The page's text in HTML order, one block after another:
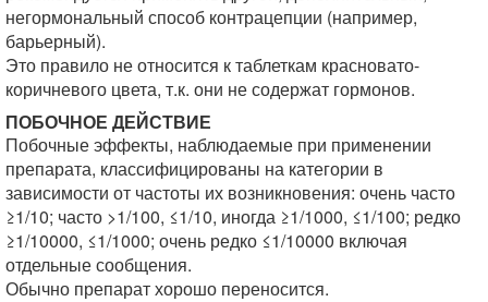
негормональный способ контрацепции (например,
барьерный).
Это правило не относится к таблеткам красновато-
коричневого цвета, т.к. они не содержат гормонов.
ПОБОЧНОЕ ДЕЙСТВИЕ
Побочные эффекты, наблюдаемые при применении
препарата, классифицированы на категории в
зависимости от частоты их возникновения: очень часто
≥1/10; часто >1/100, ≤1/10, иногда ≥1/1000, ≤1/100; редко
≥1/10000, ≤1/1000; очень редко ≤1/10000 включая
отдельные сообщения.
Обычно препарат хорошо переносится.